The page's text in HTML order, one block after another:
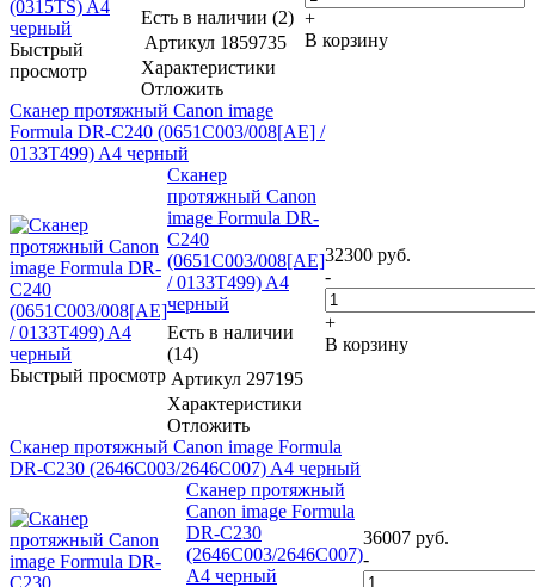
Быстрый
просмотр
Есть в наличии (2)
Артикул 1859735
Характеристики
Отложить
+
В корзину
Сканер протяжный Canon image
Formula DR-C240 (0651C003/008[AE] /
0133T499) A4 черный
Быстрый просмотр
Сканер
протяжный Canon
image Formula DR-
C240
(0651C003/008[AE]
/ 0133T499) A4
черный
Есть в наличии
(14)
Артикул 297195
Характеристики
Отложить
32300 руб.
-
+
В корзину
Сканер протяжный Canon image Formula
DR-C230 (2646C003/2646C007) A4 черный
Сканер протяжный
Canon image Formula
DR-C230
(2646C003/2646C007)
A4 черный
36007 руб.
-